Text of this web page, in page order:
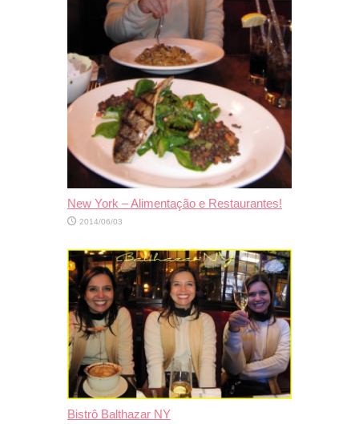
New York – Alimentação e Restaurantes!
2014/06/03
Bistrô Balthazar NY